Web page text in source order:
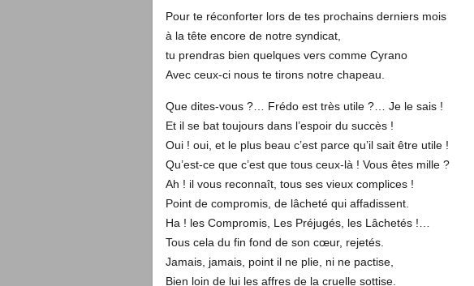
Pour te réconforter lors de tes prochains derniers mois
à la tête encore de notre syndicat,
tu prendras bien quelques vers comme Cyrano
Avec ceux-ci nous te tirons notre chapeau.
Que dites-vous ?… Frédo est très utile ?… Je le sais !
Et il se bat toujours dans l’espoir du succès !
Oui ! oui, et le plus beau c’est parce qu’il sait être utile !
Qu’est-ce que c’est que tous ceux-là ! Vous êtes mille ?
Ah ! il vous reconnaît, tous ses vieux complices !
Point de compromis, de lâcheté qui affadissent.
Ha ! les Compromis, Les Préjugés, les Lâchetés !…
Tous cela du fin fond de son cœur, rejetés.
Jamais, jamais, point il ne plie, ni ne pactise,
Bien loin de lui les affres de la cruelle sottise.